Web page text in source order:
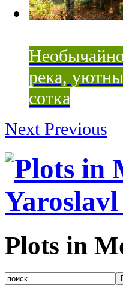
река,
сотка
Next Previous
Plots in